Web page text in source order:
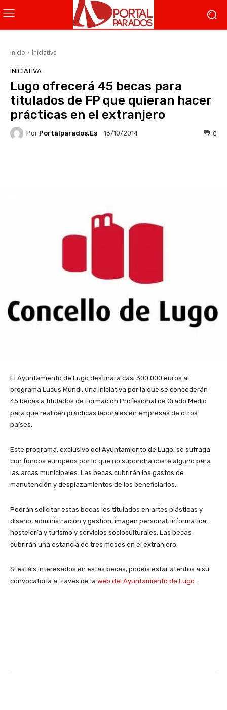
Inicio Iniciativa
INICIATIVA
Lugo ofrecerá 45 becas para
titulados de FP que quieran hacer
prácticas en el extranjero
Por Portalparados.es 16/10/2014 0
El Ayuntamiento de Lugo destinará casi 300.000 euros al
programa Lucus Mundi, una iniciativa por la que se concederán
45 becas a titulados de Formación Profesional de Grado Medio
para que realicen prácticas laborales en empresas de otros
países.
Este programa, exclusivo del Ayuntamiento de Lugo, se sufraga
con fondos europeos por lo que no supondrá coste alguno para
las arcas municipales. Las becas cubrirán los gastos de
manutención y desplazamientos de los beneficiarios.
Podrán solicitar estas becas los titulados en artes plásticas y
diseño, administración y gestión, imagen personal, informática,
hostelería y turismo y servicios socioculturales. Las becas
cubrirán una estancia de tres meses en el extranjero.
Si estáis interesados en estas becas, podéis estar atentos a su
convocatoria a través de la web del Ayuntamiento de Lugo.